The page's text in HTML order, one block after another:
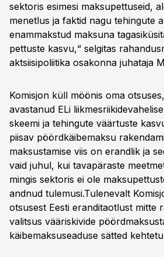
sektoris esimesi maksupettuseid,
menetlus ja faktid nagu tehingute
enammakstud maksuna
pettuste kasvu,“ selgitas
aktsiisipoliitika osakonna juhataja
Komisjon küll möönis oma
avastanud ELi
skeemi ja tehingute väärtuste
piisav pöördkäibemaksu
maksustamise viis on erandlik ja
vaid juhul, kui tavapäraste
mingis sektoris ei ole
andnud tulemusi.Tulenevalt
otsusest Eesti eranditaotlust mitte
valitsus vääriskivide
käibemaksuseaduse sätted